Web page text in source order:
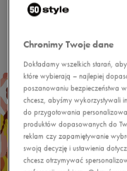
Chronimy Twoje dane
Dokładamy wszelkich starań,
które wybierają – najlepiej
poszanowaniu bezpieczeństwa
chcesz, abyśmy wykorzystywali
do przygotowania
produktów dopasowanych do
reklam czy zapamiętywanie
swoją decyzję i ustawienia
chcesz otrzymywać